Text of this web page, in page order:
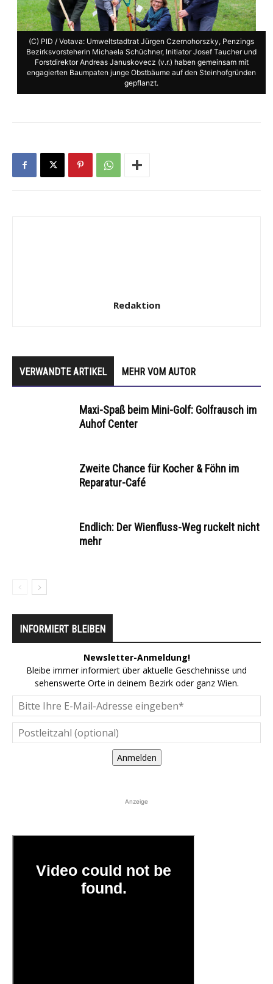
(C) PID / Votava: Umweltstadtrat Jürgen Czernohorszky, Penzings
Bezirksvorsteherin Michaela Schüchner, Initiator Josef Taucher und
Forstdirektor Andreas Januskovecz (v.r.) haben gemeinsam mit
engagierten Baumpaten junge Obstbäume auf den Steinhofgründen
gepflanzt.
Redaktion
VERWANDTE ARTIKEL MEHR VOM AUTOR
Maxi-Spaß beim Mini-Golf: Golfrausch im
Auhof Center
Zweite Chance für Kocher & Föhn im
Reparatur-Café
Endlich: Der Wienfluss-Weg ruckelt nicht
mehr
INFORMIERT BLEIBEN
Newsletter-Anmeldung!
Bleibe immer informiert über aktuelle Geschehnisse und
sehenswerte Orte in deinem Bezirk oder ganz Wien.
Anmelden
Anzeige